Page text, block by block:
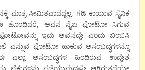
ಮಾತ್ರ ಸೀಮಿತವಾದದ್ದಲ್ಲ, ಗಡಿ ಕಾಯುವ ಸೈನಿಕ
ಹೊಂದಿದರೆ, ಅವನ ನೈಜ ಫೋಟೋ ಸಿಗುವ
ಫೋಟೋವನ್ನು ಇದು ಅವನದ್ದೇ ಎಂದು ಬಿಂಬಿಸಿ
ಎನ್ನುವ ಫೋಟೋ ಹಾಕುವ ಅಸಂಬದ್ಧಗಳನ್ನೂ
ಎಲ್ಲಾ ಅಸಂಬದ್ಧಗಳ ಹಿಂದಿರುವ ಉದ್ದೇಶ